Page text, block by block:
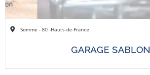
Somme - 80 -Hauts-de-France
GARAGE SABLON